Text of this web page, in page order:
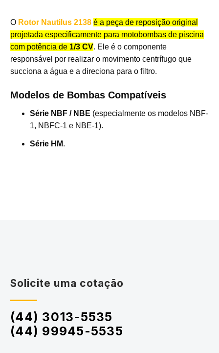
O Rotor Nautilus 2138 é a peça de reposição original
projetada especificamente para motobombas de piscina
com potência de 1/3 CV. Ele é o componente
responsável por realizar o movimento centrífugo que
succiona a água e a direciona para o filtro.
Modelos de Bombas Compatíveis
Série NBF / NBE (especialmente os modelos NBF-
1, NBFC-1 e NBE-1).
Série HM.
Solicite uma cotação
(44) 3013-5535
(44) 99945-5535